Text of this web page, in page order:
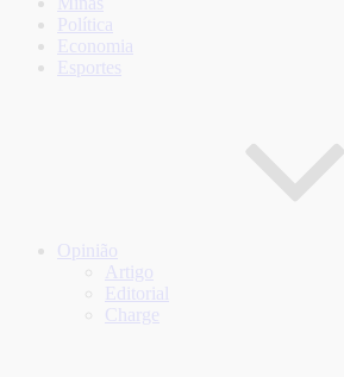
Política
Economia
Esportes
Opinião
Artigo
Editorial
Charge